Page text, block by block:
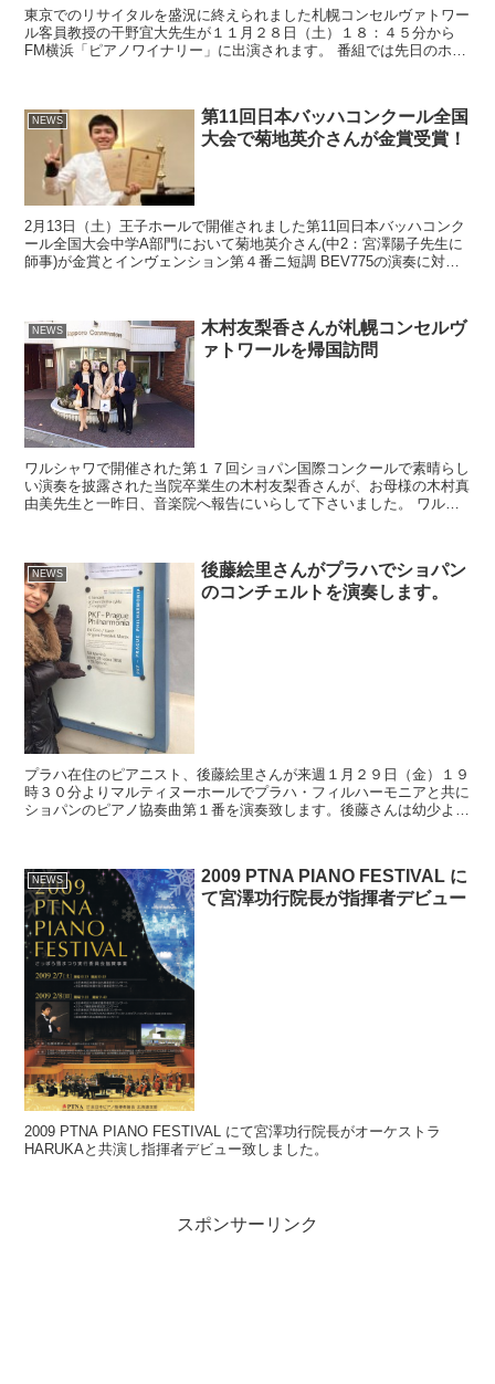
東京でのリサイタルを盛況に終えられました札幌コンセルヴァトワー
ル客員教授の干野宜大先生が１１月２８日（土）１８：４５分から
FM横浜「ピアノワイナリー」に出演されます。 番組では先日のホロ
NEWS
第11回日本バッハコンクール全国
大会で菊地英介さんが金賞受賞！
2月13日（土）王子ホールで開催されました第11回日本バッハコンク
ール全国大会中学A部門において菊地英介さん(中2：宮澤陽子先生に
師事)が金賞とインヴェンション第４番ニ短調 BEV775の演奏に対す
NEWS
木村友梨香さんが札幌コンセルヴ
ァトワールを帰国訪問
ワルシャワで開催された第１７回ショパン国際コンクールで素晴らし
い演奏を披露された当院卒業生の木村友梨香さんが、お母様の木村真
由美先生と一昨日、音楽院へ報告にいらして下さいました。 ワルシ
NEWS
後藤絵里さんがプラハでショパン
のコンチェルトを演奏します。
プラハ在住のピアニスト、後藤絵里さんが来週１月２９日（金）１９
時３０分よりマルティヌーホールでプラハ・フィルハーモニアと共に
ショパンのピアノ協奏曲第１番を演奏致します。後藤さんは幼少より
NEWS
2009 PTNA PIANO FESTIVAL に
て宮澤功行院長が指揮者デビュー
2009 PTNA PIANO FESTIVAL にて宮澤功行院長がオーケストラ
HARUKAと共演し指揮者デビュー致しました。
スポンサーリンク